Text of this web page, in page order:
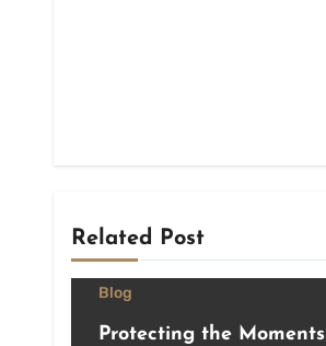
Related Post
Blog
Protecting the Moments